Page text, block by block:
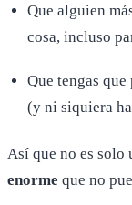
Que alguien
cosa, incluso
Que tengas
(y ni siquiera
Así que no es solo
enorme que no